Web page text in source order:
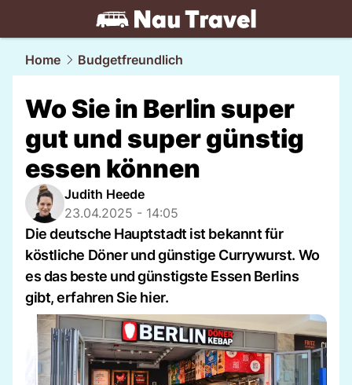
travel.NAU.ch
Home Budgetfreundlich
Wo Sie in Berlin super
gut und super günstig
essen können
Judith Heede
23.04.2025 - 14:05
Die deutsche Hauptstadt ist bekannt für
köstliche Döner und günstige Currywurst. Wo
es das beste und günstigste Essen Berlins
gibt, erfahren Sie hier.